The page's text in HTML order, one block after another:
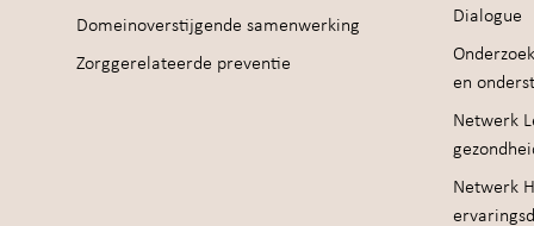
Domeinoverstijgende samenwerking
Zorggerelateerde preventie
Dialogue
en
Netwerk
Netwerk